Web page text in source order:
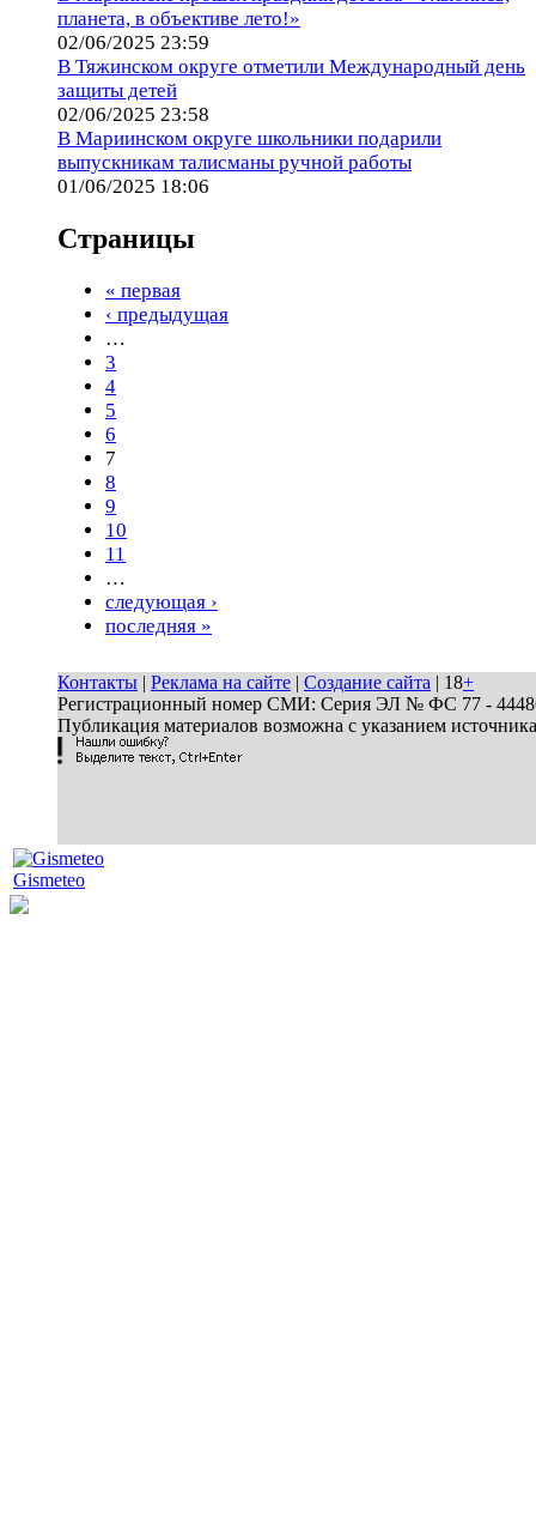
планета, в объективе лето!»
02/06/2025 23:59
В Тяжинском округе отметили Международный день
защиты детей
02/06/2025 23:58
В Мариинском округе школьники подарили
выпускникам талисманы ручной работы
01/06/2025 18:06
Страницы
« первая
‹ предыдущая
…
3
4
5
6
7
8
9
10
11
…
следующая ›
последняя »
Контакты | Реклама на сайте | Создание сайта | 18+
Регистрационный номер СМИ: Серия ЭЛ № ФС 77 - 44486
Публикация материалов возможна с указанием
Gismeteo